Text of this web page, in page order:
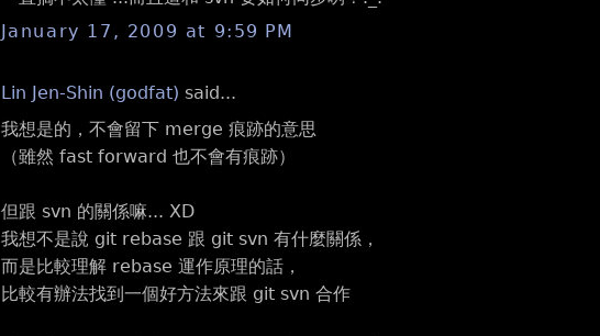
January 17, 2009 at 9:59 PM
Lin Jen-Shin (godfat) said...
我想是的，不會留下 merge 痕跡的意思
（雖然 fast forward 也不會有痕跡）
但跟 svn 的關係嘛... XD
我想不是說 git rebase 跟 git svn 有什麼關係，
而是比較理解 rebase 運作原理的話，
比較有辦法找到一個好方法來跟 git svn 合作